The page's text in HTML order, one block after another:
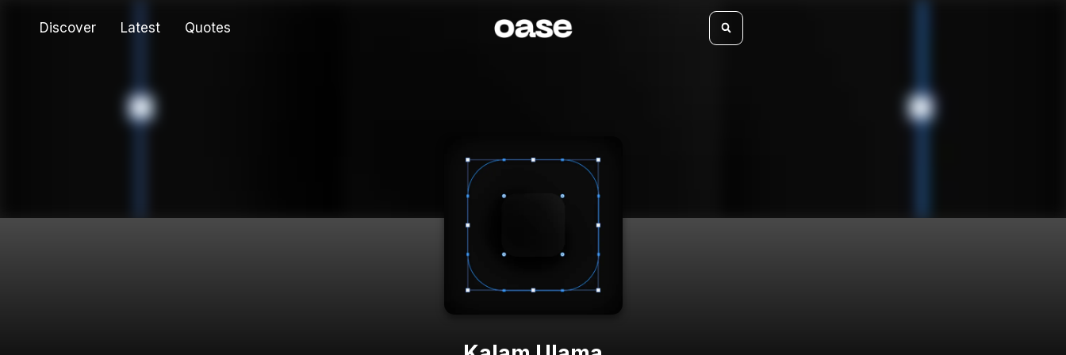
Discover Latest Quotes